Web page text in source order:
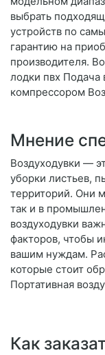
выбрать
устройств по
гарантию на
производителя.
лодки пвх Подача
компрессором
Мнение
Воздуходувки —
уборки листьев,
территорий. Они
так и в
воздуходувки
факторов, чтобы
вашим нуждам.
которые стоит
Портативная
Как